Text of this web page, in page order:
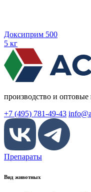
Доксиприм 500
5 кг
производство и
+7 (495) 781-49-43
Препараты
Вид животных